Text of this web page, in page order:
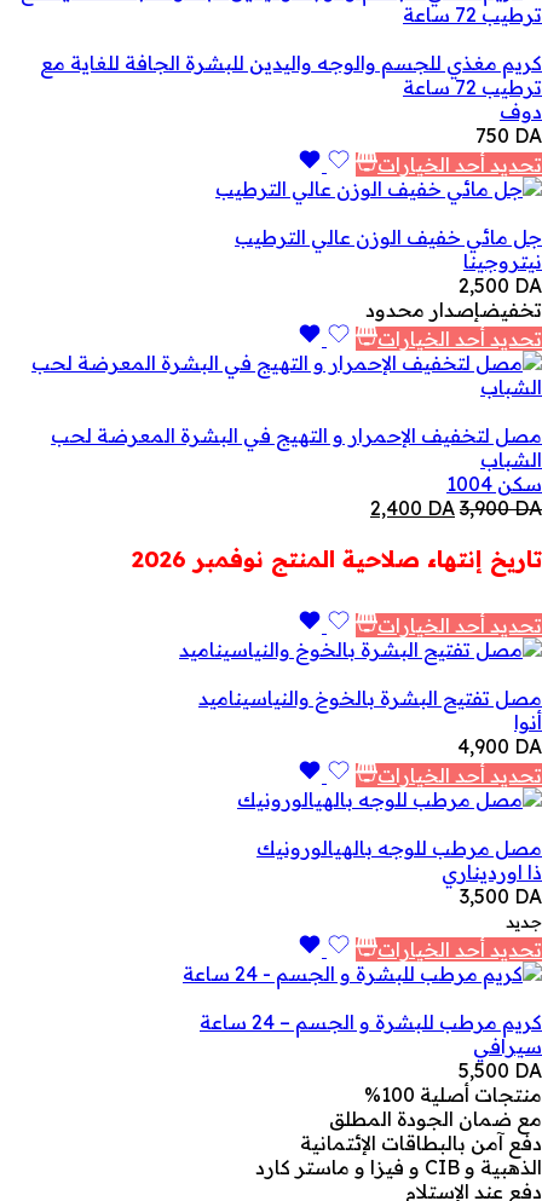
كريم مغذي للجسم والوجه واليدين للبشرة الجافة للغاية مع
ترطيب 72 ساعة
دوف
750 DA
تحديد أحد الخيارات
جل مائي خفيف الوزن عالي الترطيب
نيتروجينا
2,500 DA
تخفيضإصدار محدود
تحديد أحد الخيارات
مصل لتخفيف الإحمرار و التهيج في البشرة المعرضة لحب
الشباب
سكن 1004
3,900DA
السعر
هو:
3,900 DA.
2,400 DA
السعر
هو:
2,400 DA.
تاريخ إنتهاء صلاحية المنتج نوفمبر 2026
تحديد أحد الخيارات
مصل تفتيح البشرة بالخوخ والنياسيناميد
أنوا
4,900 DA
تحديد أحد الخيارات
مصل مرطب للوجه بالهيالورونيك
ذا اورديناري
3,500 DA
جديد
تحديد أحد الخيارات
كريم مرطب للبشرة و الجسم – 24 ساعة
سيرافي
5,500 DA
منتجات أصلية 100%
مع ضمان الجودة المطلق
دفع آمن بالبطاقات الإئتمانية
الذهبية و CIB و فيزا و ماستر كارد
دفع عند الإستلام